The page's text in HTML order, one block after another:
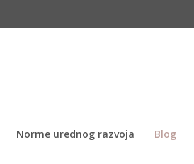
Norme urednog razvoja Blog